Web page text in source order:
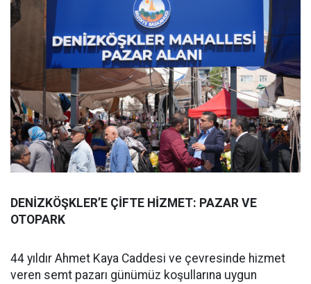
DENİZKÖŞKLER’E ÇİFTE HİZMET: PAZAR VE
OTOPARK
44 yıldır Ahmet Kaya Caddesi ve çevresinde hizmet
veren semt pazarı günümüz koşullarına uygun